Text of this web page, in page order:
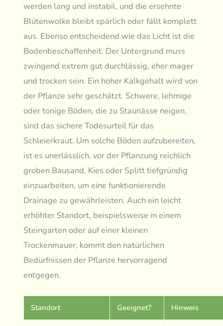
werden lang und instabil, und die ersehnte
Blütenwolke bleibt spärlich oder fällt komplett
aus. Ebenso entscheidend wie das Licht ist die
Bodenbeschaffenheit. Der Untergrund muss
zwingend extrem gut durchlässig, eher mager
und trocken sein. Ein hoher Kalkgehalt wird von
der Pflanze sehr geschätzt. Schwere, lehmige
oder tonige Böden, die zu Staunässe neigen,
sind das sichere Todesurteil für das
Schleierkraut. Um solche Böden aufzubereiten,
ist es unerlässlich, vor der Pflanzung reichlich
groben Bausand, Kies oder Splitt tiefgründig
einzuarbeiten, um eine funktionierende
Drainage zu gewährleisten. Auch ein leicht
erhöhter Standort, beispielsweise in einem
Steingarten oder auf einer kleinen
Trockenmauer, kommt den natürlichen
Bedürfnissen der Pflanze hervorragend
entgegen.
Standort Geeignet? Hinweis